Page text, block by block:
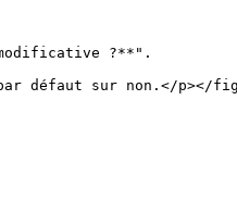
?**".
défaut sur non.</p></